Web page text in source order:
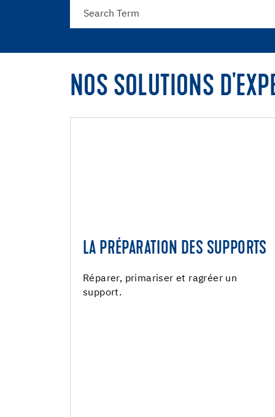
NOS SOLUTIONS
LA PRÉPARATION DES SUPPORTS
Réparer, primariser et ragréer un
support.
LA PRÉPARATION DES SUPPORTS
Chapes